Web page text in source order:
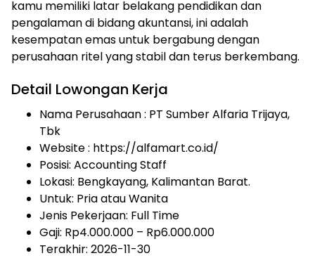
kamu memiliki latar belakang pendidikan dan
pengalaman di bidang akuntansi, ini adalah
kesempatan emas untuk bergabung dengan
perusahaan ritel yang stabil dan terus berkembang.
Detail Lowongan Kerja
Nama Perusahaan : PT Sumber Alfaria Trijaya,
Tbk
Website : https://alfamart.co.id/
Posisi: Accounting Staff
Lokasi: Bengkayang, Kalimantan Barat.
Untuk: Pria atau Wanita
Jenis Pekerjaan: Full Time
Gaji: Rp4.000.000 – Rp6.000.000
Terakhir: 2026-11-30